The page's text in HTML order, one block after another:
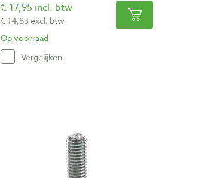
€ 17,95 incl. btw
€ 14,83 excl. btw
Op voorraad
Vergelijken